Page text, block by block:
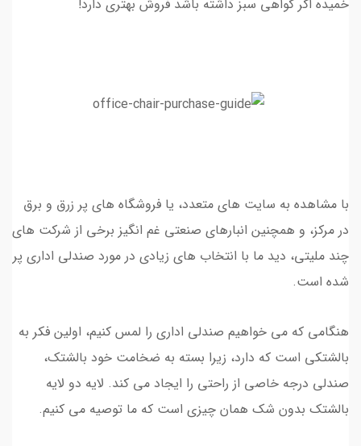
خمیده اگر گواهی سبز داشته باشد فروش بهتری دارد!
با مشاهده به سایت های متعدد، یا فروشگاه های پر زرق و برق
در مرکز، و همچنین انبارهای صنعتی غم انگیز برخی از شرکت های
چند ملیتی، دید ما با انتخاب های زیادی در مورد صندلی اداری پر
شده است.
هنگامی که می خواهیم صندلی اداری را لمس کنیم، اولین فکر به
بالشتکی است که دارد، زیرا بسته به ضخامت خود بالشتک،
صندلی درجه خاصی از راحتی را ایجاد می کند. لایه دو لایه
بالشتک بدون شک همان چیزی است که ما توصیه می کنیم.